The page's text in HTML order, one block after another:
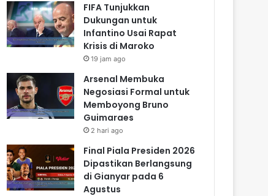
FIFA Tunjukkan
Dukungan untuk
Infantino Usai Rapat
Krisis di Maroko
19 jam ago
Arsenal Membuka
Negosiasi Formal untuk
Memboyong Bruno
Guimaraes
2 hari ago
Final Piala Presiden 2026
Dipastikan Berlangsung
di Gianyar pada 6
Agustus